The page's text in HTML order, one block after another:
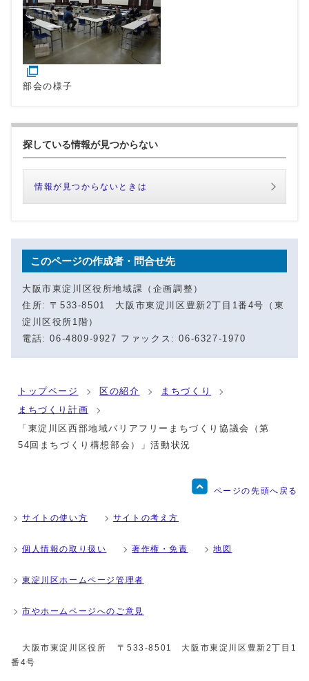
部会の様子
探している情報が見つからない
情報が見つからないときは
このページの作成者・問合せ先
大阪市東淀川区役所地域課（企画調整）
住所: 〒533-8501 大阪市東淀川区豊新2丁目1番4号（東
淀川区役所1階）
電話: 06-4809-9927 ファックス: 06-6327-1970
トップページ 区の紹介
まちづくり
まちづくり計画
「東淀川区西部地域バリアフリーまちづくり協議会（第
54回まちづくり構想部会）」活動状況
ページの先頭へ戻る
サイトの使い方 サイトの考え方
個人情報の取り扱い 著作権・免責 地図
東淀川区ホームページ管理者
市やホームページへのご意見
大阪市東淀川区役所
〒533-8501 大阪市東淀川区豊新2丁目1
番4号